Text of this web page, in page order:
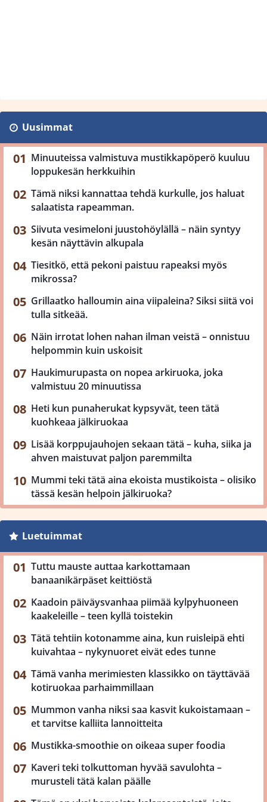
Uusimmat
Minuuteissa valmistuva mustikkapöperö kuuluu
loppukesän herkkuihin
Tämä niksi kannattaa tehdä kurkulle, jos haluat
salaatista rapeamman.
Siivuta vesimeloni juustohöylällä – näin syntyy
kesän näyttävin alkupala
Tiesitkö, että pekoni paistuu rapeaksi myös
mikrossa?
Grillaatko halloumin aina viipaleina? Siksi siitä voi
tulla sitkeää.
Näin irrotat lohen nahan ilman veistä – onnistuu
helpommin kuin uskoisit
Haukimurupasta on nopea arkiruoka, joka
valmistuu 20 minuutissa
Heti kun punaherukat kypsyvät, teen tätä
kuohkeaa jälkiruokaa
Lisää korppujauhojen sekaan tätä – kuha, siika ja
ahven maistuvat paljon paremmilta
Mummi teki tätä aina ekoista mustikoista – olisiko
tässä kesän helpoin jälkiruoka?
Luetuimmat
Tuttu mauste auttaa karkottamaan
banaanikärpäset keittiöstä
Kaadoin päiväysvanhaa piimää kylpyhuoneen
kaakeleille – teen kyllä toistekin
Tätä tehtiin kotonamme aina, kun ruisleipä ehti
kuivahtaa – nykynuoret eivät edes tunne
Tämä vanha merimiesten klassikko on täyttävää
kotiruokaa parhaimmillaan
Mummon vanha niksi saa kasvit kukoistamaan –
et tarvitse kalliita lannoitteita
Mustikka-smoothie on oikeaa super foodia
Kaveri teki tolkuttoman hyvää savulohta –
murusteli tätä kalan päälle